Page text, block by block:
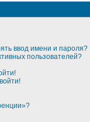
ввод имени и пароля?
пользователей?